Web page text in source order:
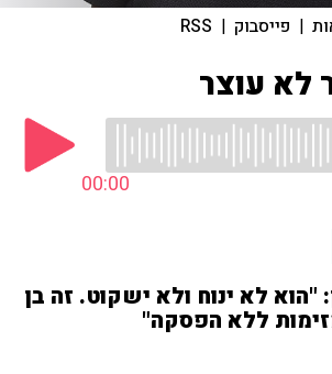
| פייסבוק |
RSS
לא עוצר
00:00
"הוא לא ינוח ולא ישקוט. זה בן
ללא הפסקה"